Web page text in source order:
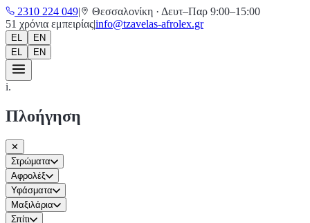
2310 224 049| Θεσσαλονίκη · Δευτ–Παρ 9:00–15:00
51 χρόνια εμπειρίας|info@tzavelas-afrolex.gr
EL
EN
EL
EN
i.
Πλοήγηση
✕
Στρώματα
Αφρολέξ
Υφάσματα
Μαξιλάρια
Σπίτι